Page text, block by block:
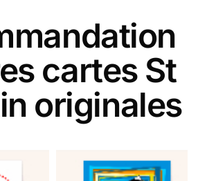
cartes St
originales